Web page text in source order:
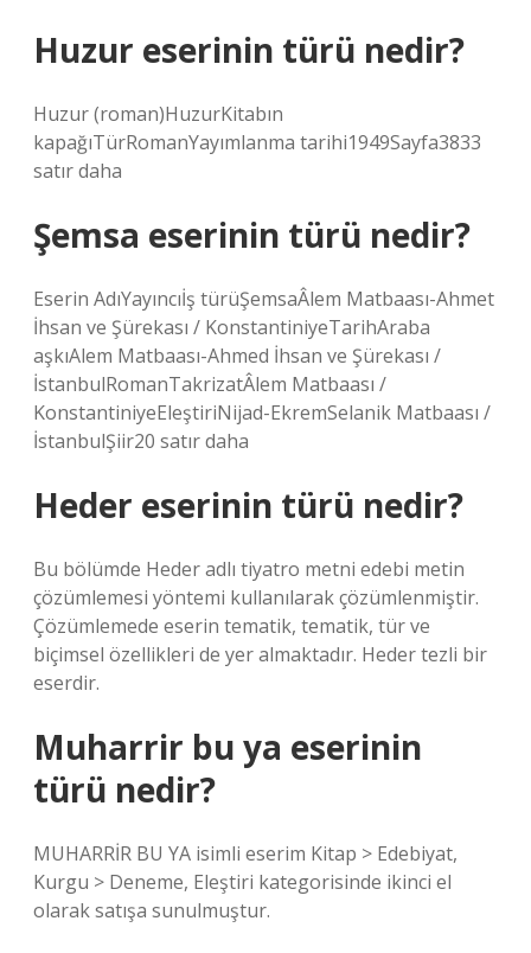
Huzur eserinin türü nedir?
Huzur (roman)HuzurKitabın
kapağıTürRomanYayımlanma tarihi1949Sayfa3833
satır daha
Şemsa eserinin türü nedir?
Eserin AdıYayıncıİş türüŞemsaÂlem Matbaası-Ahmet
İhsan ve Şürekası / KonstantiniyeTarihAraba
aşkıAlem Matbaası-Ahmed İhsan ve Şürekası /
İstanbulRomanTakrizatÂlem Matbaası /
KonstantiniyeEleştiriNijad-EkremSelanik Matbaası /
İstanbulŞiir20 satır daha
Heder eserinin türü nedir?
Bu bölümde Heder adlı tiyatro metni edebi metin
çözümlemesi yöntemi kullanılarak çözümlenmiştir.
Çözümlemede eserin tematik, tematik, tür ve
biçimsel özellikleri de yer almaktadır. Heder tezli bir
eserdir.
Muharrir bu ya eserinin
türü nedir?
MUHARRİR BU YA isimli eserim Kitap > Edebiyat,
Kurgu > Deneme, Eleştiri kategorisinde ikinci el
olarak satışa sunulmuştur.